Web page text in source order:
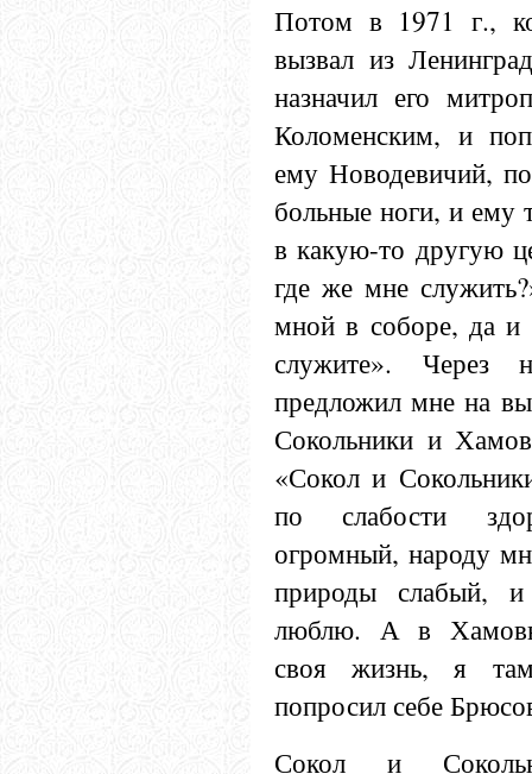
Потом в 1971 г.,
вызвал из
назначил его
Коломенским, и
ему Новодевичий,
больные ноги, и ему
в какую-то другую
где же мне
мной в соборе, да и
служите». Через
предложил мне на
Сокольники и
«Сокол и
по слабости
огромный, народу
природы слабый,
люблю. А в
своя жизнь, я
попросил себе
Сокол и